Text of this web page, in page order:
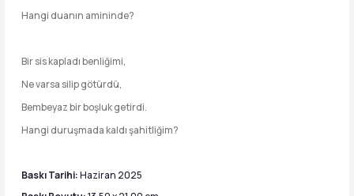
Hangi duanın amininde?
Bir sis kapladı benliğimi,
Ne varsa silip götürdü,
Bembeyaz bir boşluk getirdi.
Hangi duruşmada kaldı şahitliğim?
Baskı Tarihi:Haziran 2025